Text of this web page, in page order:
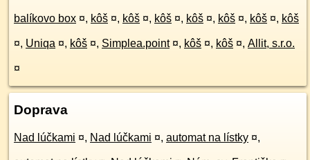
balíkovo box ¤, kôš ¤, kôš ¤, kôš ¤, kôš ¤, kôš ¤, kôš ¤, kôš
¤, Uniqa ¤, kôš ¤, Simplea.point ¤, kôš ¤, kôš ¤, Allit, s.r.o.
¤
Doprava
Nad lúčkami ¤, Nad lúčkami ¤, automat na lístky ¤,